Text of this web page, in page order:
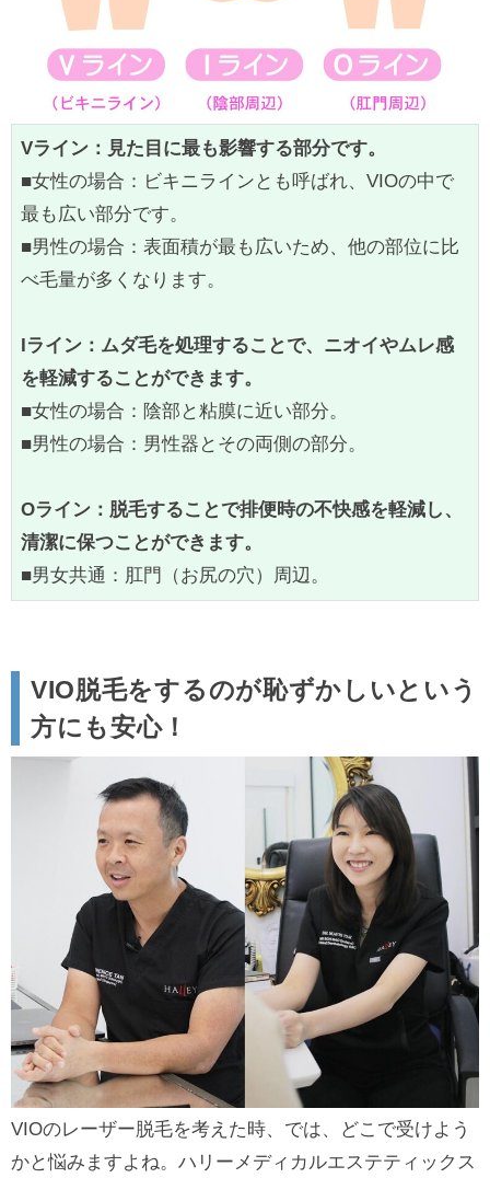
Vライン：見た目に最も影響する部分です。
■女性の場合：ビキニラインとも呼ばれ、VIOの中で
最も広い部分です。
■男性の場合：表面積が最も広いため、他の部位に比
べ毛量が多くなります。
Iライン：ムダ毛を処理することで、ニオイやムレ感
を軽減することができます。
■女性の場合：陰部と粘膜に近い部分。
■男性の場合：男性器とその両側の部分。
Oライン：脱毛することで排便時の不快感を軽減し、
清潔に保つことができます。
■男女共通：肛門（お尻の穴）周辺。
VIO脱毛をするのが恥ずかしいという
方にも安心！
VIOのレーザー脱毛を考えた時、では、どこで受けよう
かと悩みますよね。ハリーメディカルエステティックス